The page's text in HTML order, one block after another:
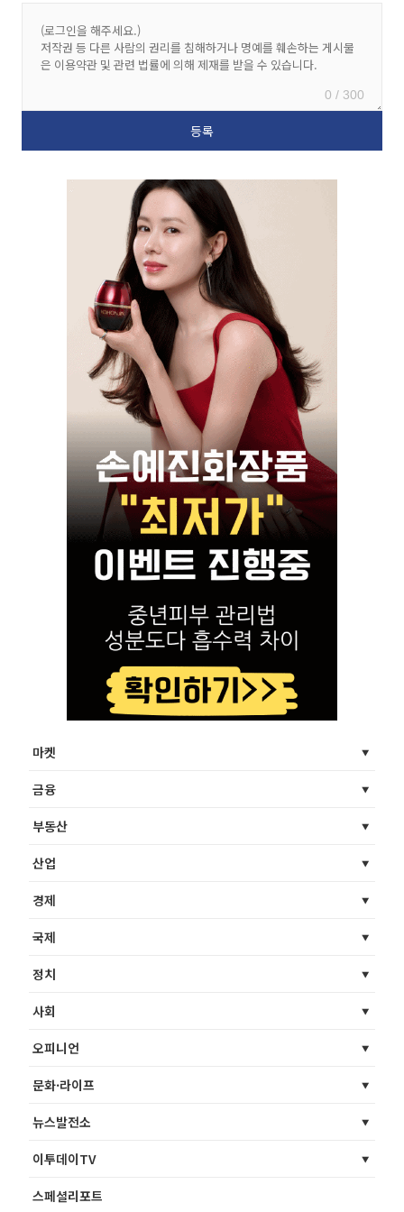
0 / 300
마켓
금융
부동산
산업
경제
국제
정치
사회
오피니언
문화·라이프
뉴스발전소
이투데이TV
스페셜리포트